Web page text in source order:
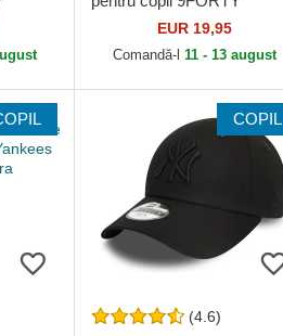
Era
Essential de New York
Yankees MLB de New Era
EUR 19,95
Comandă-l 11 - 13 august
COPIL
(4.6)